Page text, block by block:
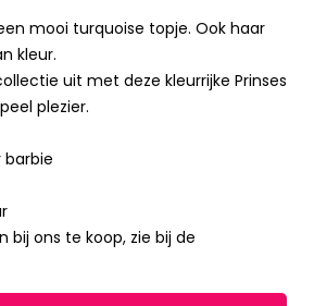
mooi turquoise topje. Ook haar
kleur.
uit met deze kleurrijke Prinses
plezier.
barbie
bij ons te koop, zie bij de